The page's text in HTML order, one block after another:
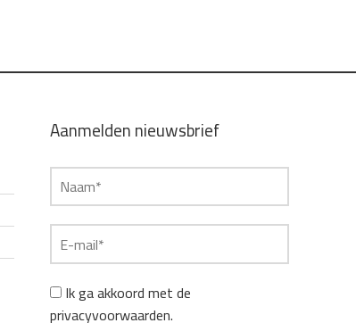
Aanmelden nieuwsbrief
Ik ga akkoord met de
privacyvoorwaarden.